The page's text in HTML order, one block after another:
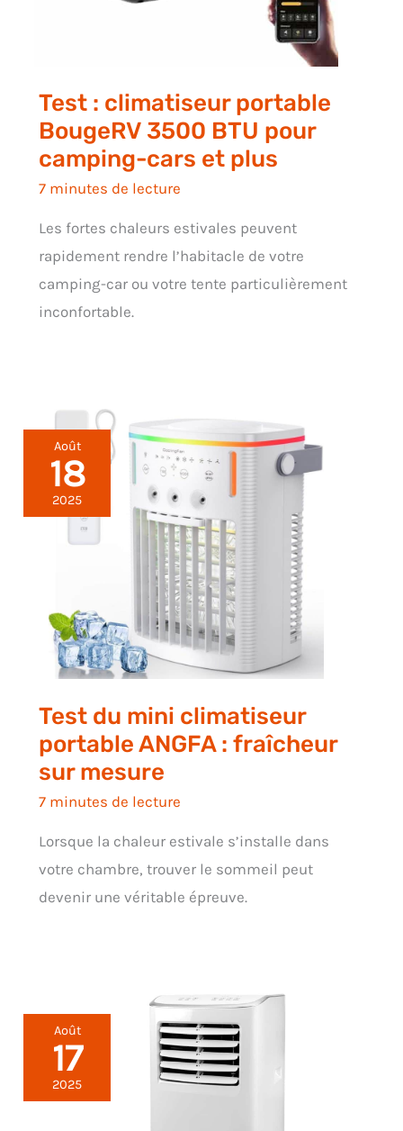
Test : climatiseur portable
BougeRV 3500 BTU pour
camping-cars et plus
7 minutes de lecture
Les fortes chaleurs estivales peuvent
rapidement rendre l’habitacle de votre
camping-car ou votre tente particulièrement
inconfortable.
Août
18
2025
Test du mini climatiseur
portable ANGFA : fraîcheur
sur mesure
7 minutes de lecture
Lorsque la chaleur estivale s’installe dans
votre chambre, trouver le sommeil peut
devenir une véritable épreuve.
Août
17
2025